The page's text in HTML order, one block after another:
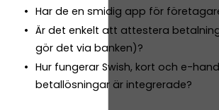
Har de en smidig app för
Är det enkelt att attestera
gör det via banken)?
Hur fungerar Swish, kort och e-
betallösningar är integrerade?